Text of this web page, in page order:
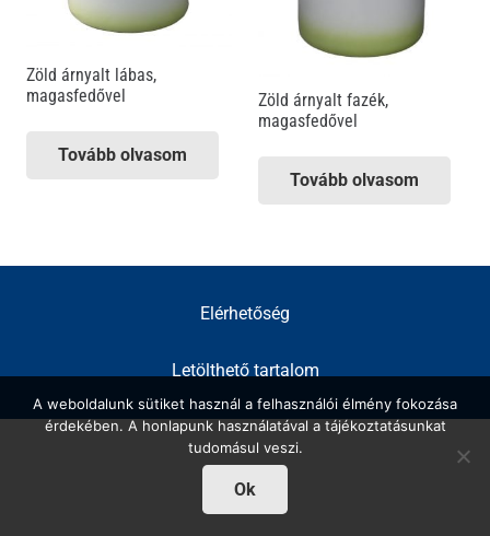
Zöld árnyalt lábas,
magasfedővel
Tovább olvasom
Zöld árnyalt fazék,
magasfedővel
Tovább olvasom
Elérhetőség
Letölthető tartalom
A weboldalunk sütiket használ a felhasználói élmény fokozása
érdekében. A honlapunk használatával a tájékoztatásunkat
tudomásul veszi.
Ok